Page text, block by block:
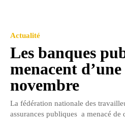
Actualité
Les banques
menacent
novembre
La fédération nationale des
assurances publiques a menacé de